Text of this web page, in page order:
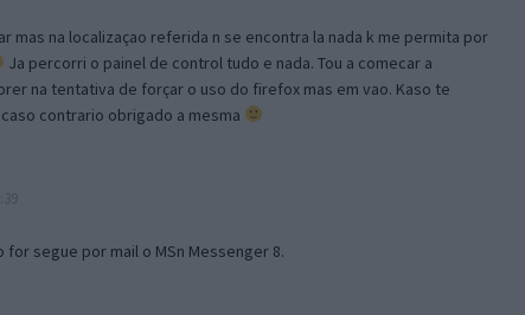
mas na localizaçao referida n se encontra la nada k me permita por
Ja percorri o painel de control tudo e nada. Tou a comecar a
na tentativa de forçar o uso do firefox mas em vao. Kaso te
contrario obrigado a mesma
for segue por mail o MSn Messenger 8.